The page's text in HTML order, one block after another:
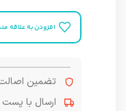
افزودن به علاقه
تضمین اصالت
ارسال با پست